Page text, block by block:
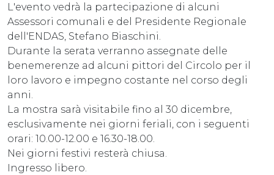
L'evento vedrà la partecipazione di alcuni
Assessori comunali e del Presidente Regionale
dell'ENDAS, Stefano Biaschini.
Durante la serata verranno assegnate delle
benemerenze ad alcuni pittori del Circolo per il
loro lavoro e impegno costante nel corso degli
anni.
La mostra sarà visitabile fino al 30 dicembre,
esclusivamente nei giorni feriali, con i seguenti
orari: 10.00-12.00 e 16.30-18.00.
Nei giorni festivi resterà chiusa.
Ingresso libero.